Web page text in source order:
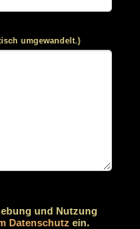
umgewandelt.)
und Nutzung
Datenschutz ein.